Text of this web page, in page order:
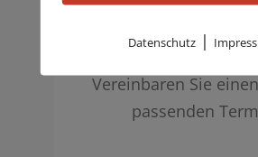
1. Anruf
Vereinbaren Sie
passenden
Datenschutz |